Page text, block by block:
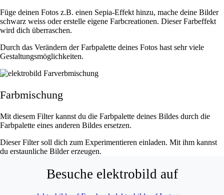
Füge deinen Fotos z.B. einen Sepia-Effekt hinzu, mache deine Bilder
schwarz weiss oder erstelle eigene Farbcreationen. Dieser Farbeffekt
wird dich überraschen.
Durch das Verändern der Farbpalette deines Fotos hast sehr viele
Gestaltungsmöglichkeiten.
Farbmischung
Mit diesem Filter kannst du die Farbpalette deines Bildes durch die
Farbpalette eines anderen Bildes ersetzen.
Dieser Filter soll dich zum Experimentieren einladen. Mit ihm kannst
du erstaunliche Bilder erzeugen.
Besuche elektrobild auf